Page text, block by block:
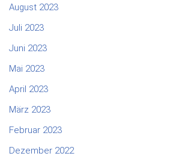
August 2023
Juli 2023
Juni 2023
Mai 2023
April 2023
März 2023
Februar 2023
Dezember 2022